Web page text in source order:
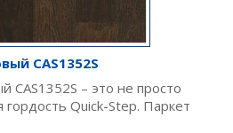
CAS1352S
– это не просто
гордость Quick-Step. Паркет